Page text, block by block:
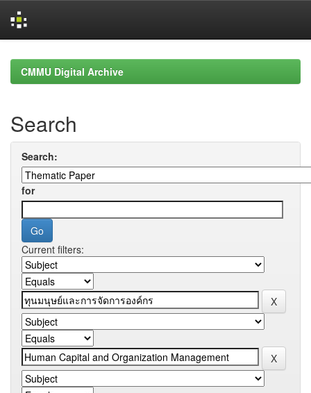
navigationCMMU Digital Archive
Search
Search:
for
Current filters: